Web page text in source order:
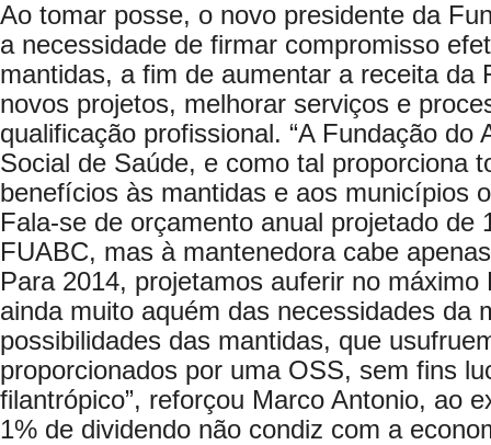
Ao tomar posse, o novo presidente da
a necessidade de firmar compromisso
mantidas, a fim de aumentar a receita da
novos projetos, melhorar serviços e
qualificação profissional. “A Fundação do
Social de Saúde, e como tal proporciona
benefícios às mantidas e aos municípios
Fala-se de orçamento anual projetado de
FUABC, mas à mantenedora cabe
Para 2014, projetamos auferir no
ainda muito aquém das necessidades da
possibilidades das mantidas, que
proporcionados por uma OSS, sem fins
filantrópico”, reforçou Marco Antonio, ao
1% de dividendo não condiz com a